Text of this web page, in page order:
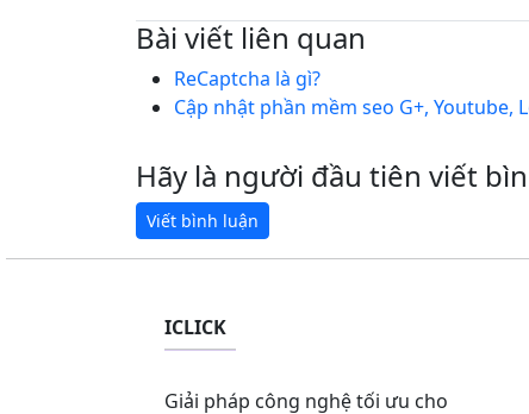
Bài viết liên quan
ReCaptcha là gì?
Cập nhật phần mềm seo G+, Youtube,
Hãy là người đầu tiên viết
ICLICK
Giải pháp công nghệ tối ưu cho